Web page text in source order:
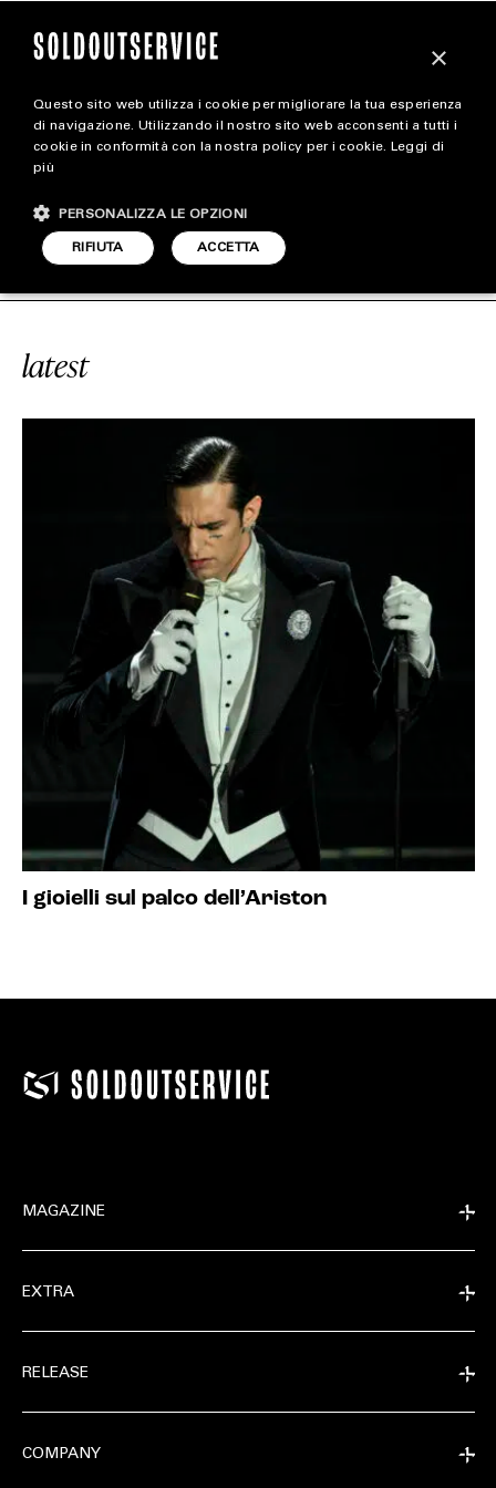
magazine
STYLE
FOOTWEAR
#ANGOSTURA
latest
I gioielli sul palco dell’Ariston
MAGAZINE
EXTRA
RELEASE
COMPANY
×
Questo sito web utilizza i cookie per migliorare la tua esperienza
di navigazione. Utilizzando il nostro sito web acconsenti a tutti i
cookie in conformità con la nostra policy per i cookie. Leggi di
più
ACCETTA
RIFIUTA
PERSONALIZZA LE OPZIONI